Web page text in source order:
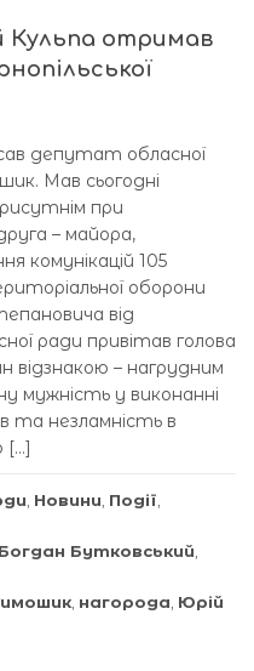
Кульпа отримав
депутат обласної
Мав сьогодні
при
– майора,
комунікацій 105
оборони
від
ради привітав голова
відзнакою – нагрудним
мужність у виконанні
та незламність в
[…]
Новини Події
Богдан Бутковський
нагорода Юрій